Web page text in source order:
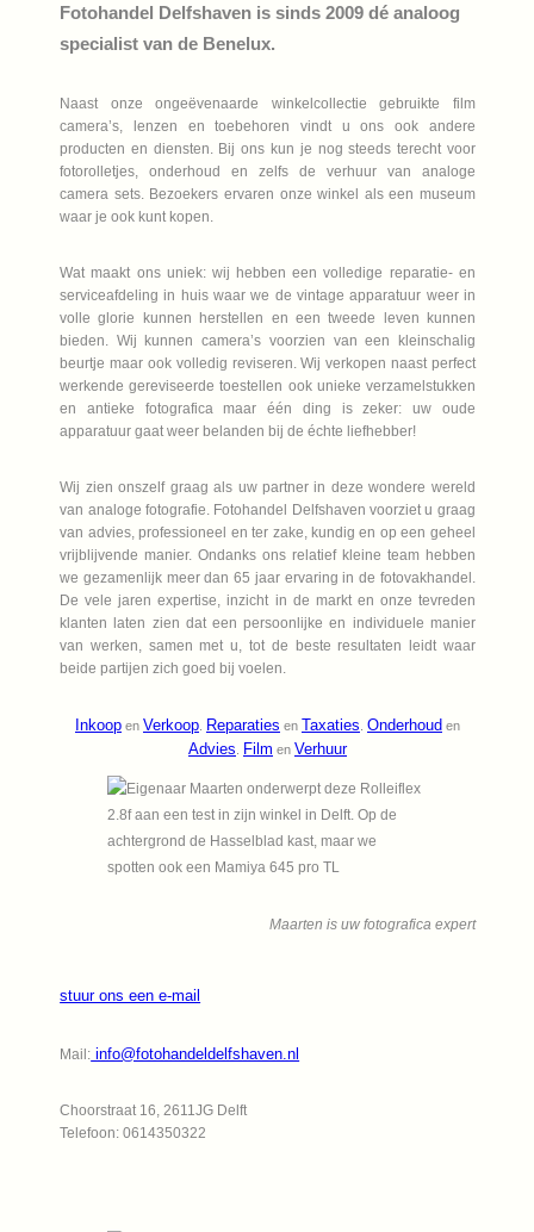
Fotohandel Delfshaven is sinds 2009 dé analoog
specialist van de Benelux.
Naast onze ongeëvenaarde winkelcollectie gebruikte film
camera’s, lenzen en toebehoren vindt u ons ook andere
producten en diensten. Bij ons kun je nog steeds terecht voor
fotorolletjes, onderhoud en zelfs de verhuur van analoge
camera sets. Bezoekers ervaren onze winkel als een museum
waar je ook kunt kopen.
Wat maakt ons uniek: wij hebben een volledige reparatie- en
serviceafdeling in huis waar we de vintage apparatuur weer in
volle glorie kunnen herstellen en een tweede leven kunnen
bieden. Wij kunnen camera’s voorzien van een kleinschalig
beurtje maar ook volledig reviseren. Wij verkopen naast perfect
werkende gereviseerde toestellen ook unieke verzamelstukken
en antieke fotografica maar één ding is zeker: uw oude
apparatuur gaat weer belanden bij de échte liefhebber!
Wij zien onszelf graag als uw partner in deze wondere wereld
van analoge fotografie. Fotohandel Delfshaven voorziet u graag
van advies, professioneel en ter zake, kundig en op een geheel
vrijblijvende manier. Ondanks ons relatief kleine team hebben
we gezamenlijk meer dan 65 jaar ervaring in de fotovakhandel.
De vele jaren expertise, inzicht in de markt en onze tevreden
klanten laten zien dat een persoonlijke en individuele manier
van werken, samen met u, tot de beste resultaten leidt waar
beide partijen zich goed bij voelen.
Inkoop en Verkoop Reparaties en Taxaties Onderhoud en
Advies Film en Verhuur
Maarten is uw fotografica expert
stuur ons een e-mail
Mail: info@fotohandeldelfshaven.nl
Choorstraat 16, 2611JG Delft
Telefoon: 0614350322